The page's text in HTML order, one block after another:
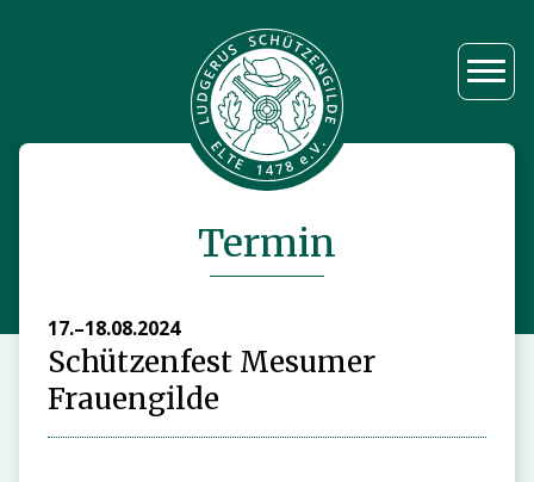
Termin
17.–18.08.2024
Schützenfest Mesumer
Frauengilde